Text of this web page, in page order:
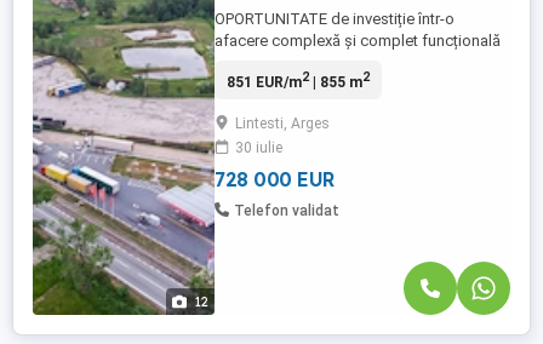
12
OPORTUNITATE de investiție într-o
afacere complexă și complet funcțională
intens, la doar 20 de minute de orasul
AUTORIZARE CAMIN pentru SENIORI -
MOTEL P+2, 13 camere, cu RESTAURANT
- PARCARE TIRURI - 100 locuri - CAMPING
851 EUR/m2| 855 m2
Lintesti, Arges
30 iulie
728 000 EUR
Telefon validat